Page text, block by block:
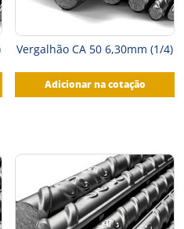
Vergalhão CA 50 6,30mm (1/4)
Adicionar na cotação